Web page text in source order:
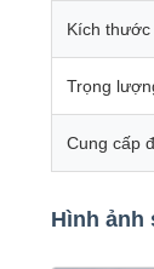
Kích
Trọng
Cung cấp
Hình ảnh